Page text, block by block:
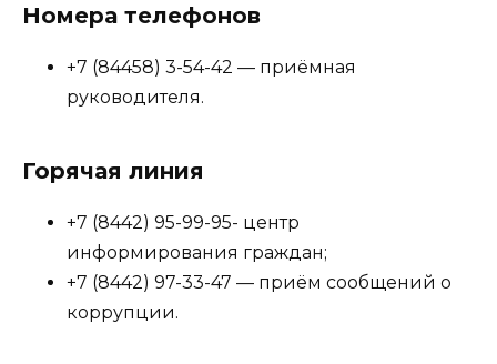
Номера телефонов
+7 (84458) 3-54-42 — приёмная
руководителя.
Горячая линия
+7 (8442) 95-99-95- центр
информирования граждан;
+7 (8442) 97-33-47 — приём сообщений о
коррупции.